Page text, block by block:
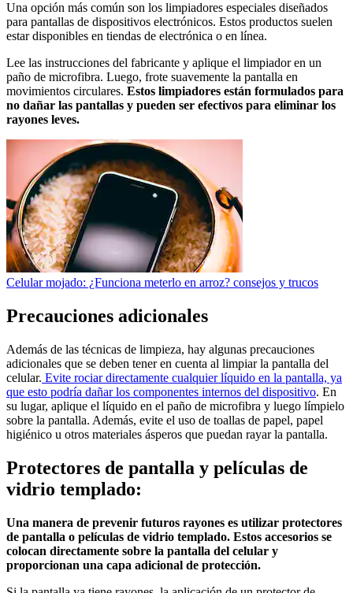
Una opción más común son los limpiadores especiales diseñados
para pantallas de dispositivos electrónicos. Estos productos suelen
estar disponibles en tiendas de electrónica o en línea.
Lee las instrucciones del fabricante y aplique el limpiador en un
paño de microfibra. Luego, frote suavemente la pantalla en
movimientos circulares. Estos limpiadores están formulados para
no dañar las pantallas y pueden ser efectivos para eliminar los
rayones leves.
Celular mojado: ¿Funciona meterlo en arroz? consejos y trucos
Precauciones adicionales
Además de las técnicas de limpieza, hay algunas precauciones
adicionales que se deben tener en cuenta al limpiar la pantalla del
celular. Evite rociar directamente cualquier líquido en la pantalla, ya
que esto podría dañar los componentes internos del dispositivo. En
su lugar, aplique el líquido en el paño de microfibra y luego límpielo
sobre la pantalla. Además, evite el uso de toallas de papel, papel
higiénico u otros materiales ásperos que puedan rayar la pantalla.
Protectores de pantalla y películas de
vidrio templado:
Una manera de prevenir futuros rayones es utilizar protectores
de pantalla o películas de vidrio templado. Estos accesorios se
colocan directamente sobre la pantalla del celular y
proporcionan una capa adicional de protección.